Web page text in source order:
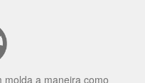
a maneira como